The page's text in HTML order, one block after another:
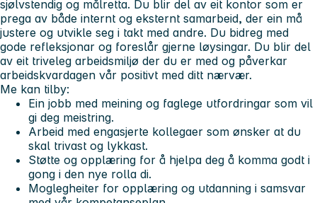
sjølvstendig og målretta. Du blir del av eit kontor som er
prega av både internt og eksternt samarbeid, der ein må
justere og utvikle seg i takt med andre. Du bidreg med
gode refleksjonar og foreslår gjerne løysingar. Du blir del
av eit triveleg arbeidsmiljø der du er med og påverkar
arbeidskvardagen vår positivt med ditt nærvær.
Me kan tilby:
Ein jobb med meining og faglege utfordringar som vil
gi deg meistring.
Arbeid med engasjerte kollegaer som ønsker at du
skal trivast og lykkast.
Støtte og opplæring for å hjelpa deg å komma godt i
gong i den nye rolla di.
Moglegheiter for opplæring og utdanning i samsvar